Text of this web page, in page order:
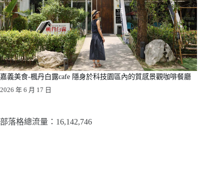
嘉義美食-楓丹白露cafe 隱身於科技園區內的質感景觀咖啡餐廳
2026 年 6 月 17 日
部落格總流量：​16,142,746